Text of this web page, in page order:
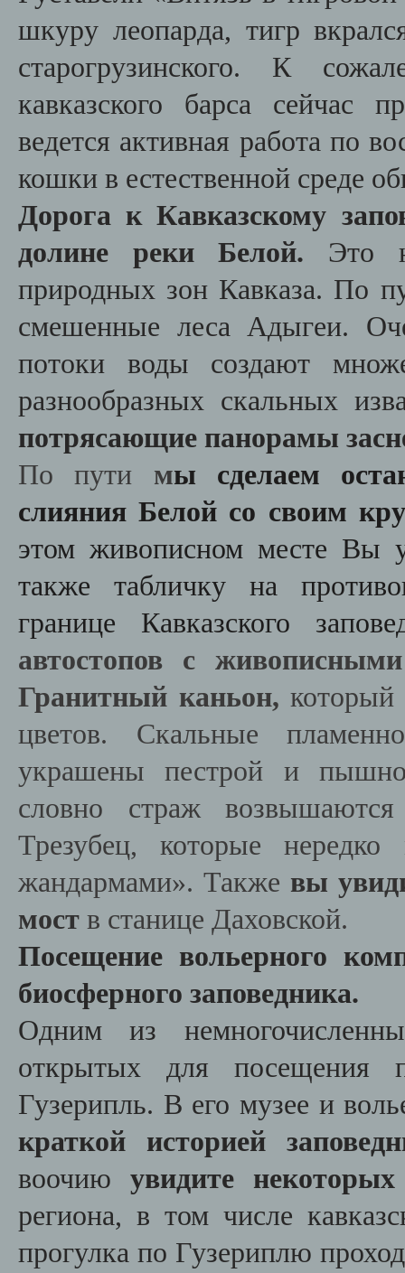
шкуру леопарда, тигр
старогрузинского. К
кавказского барса сейчас
ведется активная работа по
кошки в естественной среде
Дорога к Кавказскому
долине реки Белой. Это
природных зон Кавказа. По
смешенные леса Адыгеи.
потоки воды создают
разнообразных скальных
потрясающие панорамы
По пути мы сделаем
слияния Белой со своим
этом живописном месте Вы
также табличку на
границе Кавказского
автостопов с
Гранитный каньон, который
цветов. Скальные
украшены пестрой и
словно страж
Трезубец, которые
жандармами». Также вы
мост в станице Даховской.
Посещение вольерного
биосферного заповедника.
Одним из
открытых для посещения
Гузерипль. В его музее и
краткой историей
воочиюувидите
региона, в том числе
прогулка по Гузериплю